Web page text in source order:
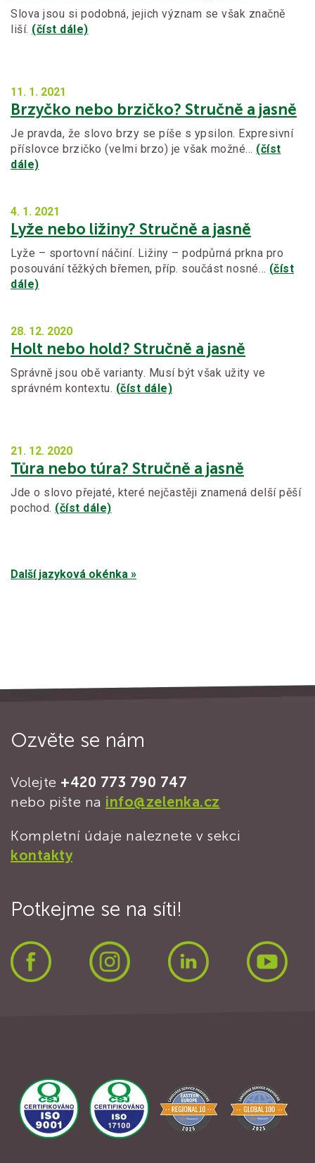
Slova jsou si podobná, jejich význam se však značně
liší. (číst dále)
11. 1. 2021
Brzyčko nebo brzičko? Stručně a jasně
Je pravda, že slovo brzy se píše s ypsilon. Expresivní
příslovce brzičko (velmi brzo) je však možné… (číst
dále)
4. 1. 2021
Lyže nebo ližiny? Stručně a jasně
Lyže – sportovní náčiní. Ližiny – podpůrná prkna pro
posouvání těžkých břemen, příp. součást nosné… (číst
dále)
28. 12. 2020
Holt nebo hold? Stručně a jasně
Správně jsou obě varianty. Musí být však užity ve
správném kontextu. (číst dále)
21. 12. 2020
Tůra nebo túra? Stručně a jasně
Jde o slovo přejaté, které nejčastěji znamená delší pěší
pochod. (číst dále)
Další jazyková okénka »
Ozvěte se nám
Volejte +420 773 790 747
nebo pište na info@zelenka.cz
Kompletní údaje naleznete v sekci
kontakty
Potkejme se na síti!